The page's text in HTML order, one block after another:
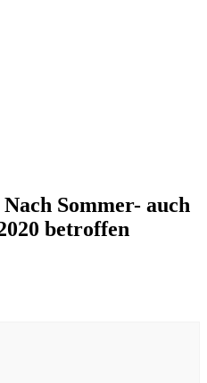
Sommer- auch
betroffen